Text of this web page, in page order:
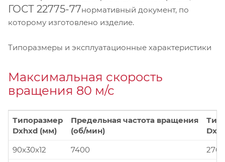
ГОСТ 22775-77нормативный документ, по
которому изготовлено изделие.
Типоразмеры и эксплуатационные характеристики
Максимальная скорость
вращения 80 м/с
Типоразмер
Dxhxd (мм)
Предельная частота вращения
(об/мин)
90x30x12
7400